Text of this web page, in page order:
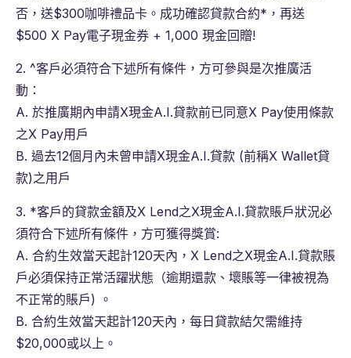
否，送$300咖啡禮品卡。成功確認貸款合約*，再送
$500 X Pay電子現金券 + 1,000 現金回贈!
2. ^客戶必須符合下述所有條件，方可參與是次推廣活
動：
A. 於推廣期內申請X現金A.I.貸款前已同意X Pay使用條款
之X Pay用戶
B. 過去12個月內未曾申請X現金A.I.貸款 (前稱X Wallet貸
款)之用戶
3. *客戶的貸款金額及X Lend之X現金A.I.貸款賬戶狀況必
須符合下述所有條件，方可獲得獎賞:
A. 合約生效當天起計120天內，X Lend之X現金A.I.貸款賬
戶必須保持正常活躍狀態（逾期還款、壞賬等一律被視為
不正常的賬戶) 。
B. 合約生效當天起計120天內，每日貸款結欠需維持
$20,000或以上。